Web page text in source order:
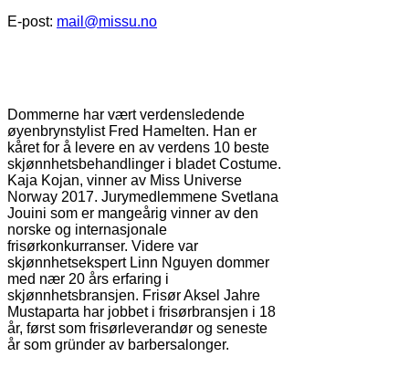
E-post: mail@missu.no
Dommerne har vært verdensledende
øyenbrynstylist Fred Hamelten. Han er
kåret for å levere en av verdens 10 beste
skjønnhetsbehandlinger i bladet Costume.
Kaja Kojan, vinner av Miss Universe
Norway 2017. Jurymedlemmene Svetlana
Jouini som er mangeårig vinner av den
norske og internasjonale
frisørkonkurranser. Videre var
skjønnhetsekspert Linn Nguyen dommer
med nær 20 års erfaring i
skjønnhetsbransjen. Frisør Aksel Jahre
Mustaparta har jobbet i frisørbransjen i 18
år, først som frisørleverandør og seneste
år som gründer av barbersalonger.